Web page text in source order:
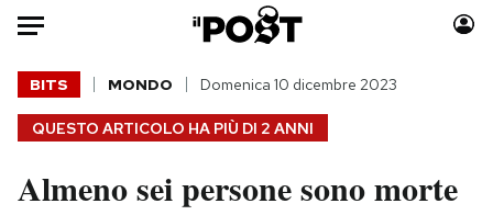
Auto
HOME
Italia
Moda
QUESTO ARTICOLO HA PIÙ DI 2 ANNI
BITS MONDO Domenica 10 dicembre 2023
Almeno sei persone sono morte